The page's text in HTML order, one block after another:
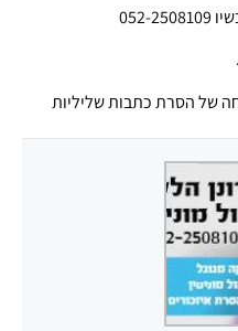
של הסרת כתבות שליליות